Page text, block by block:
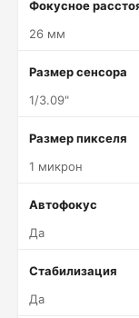
Фокусное
26 мм
Размер сенсора
1/3.09"
Размер пикселя
1 микрон
Автофокус
Да
Стабилизация
Да